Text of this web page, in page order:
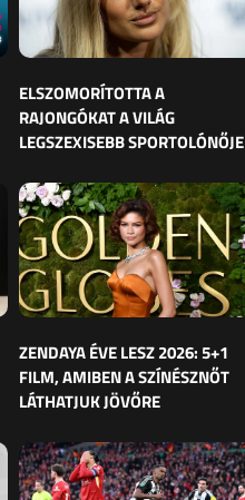
ELSZOMORÍTOTTA A
RAJONGÓKAT A VILÁG
LEGSZEXISEBB SPORTOLÓNŐJE
ZENDAYA ÉVE LESZ 2026: 5+1
FILM, AMIBEN A SZÍNÉSZNŐT
LÁTHATJUK JÖVŐRE